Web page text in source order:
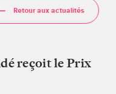
Retour aux actualités
reçoit le Prix